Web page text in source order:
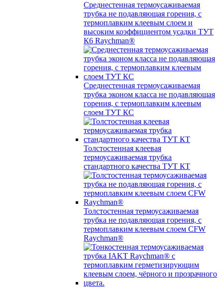
Среднестенная термоусаживаемая
трубка не подавляющая горения, с
термоплавким клеевым слоем и
высоким коэффициентом усадки ТУТ
К6 Raychman®
Среднестенная термоусаживаемая
трубка эконом класса не подавляющая
горения, с термоплавким клеевым
слоем ТУТ КС
Толстостенная клеевая
термоусаживаемая трубка
стандартного качества ТУТ КТ
Толстостенная термоусаживаемая
трубка не подавляющая горения, с
термоплавким клеевым слоем CFW
Raychman®